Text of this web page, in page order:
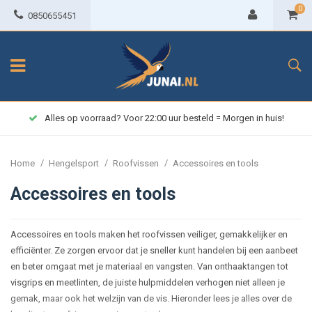
0850655451
0
Alles op voorraad? Voor 22:00 uur besteld = Morgen in huis!
Home / Hengelsport / Roofvissen / Accessoires en tools
Accessoires en tools
Accessoires en tools maken het roofvissen veiliger, gemakkelijker en
efficiënter. Ze zorgen ervoor dat je sneller kunt handelen bij een aanbeet
en beter omgaat met je materiaal en vangsten. Van onthaaktangen tot
visgrips en meetlinten, de juiste hulpmiddelen verhogen niet alleen je
gemak, maar ook het welzijn van de vis. Hieronder lees je alles over de